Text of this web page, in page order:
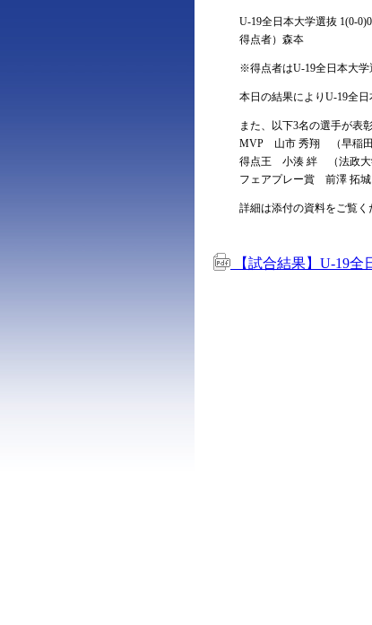
U-19全日本大学選抜 1(0-
得点者）森夲
※得点者はU-19全日本大学
本日の結果によりU-19全日
また、以下3名の選手が表
MVP ⼭市 秀翔 （早稲田
得点王 ⼩湊 絆 （法政大
フェアプレー賞 前澤 拓
詳細は添付の資料をご覧く
【試合結果】U-19全